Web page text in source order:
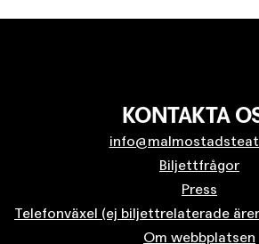
KONTAKTA
Biljettfrågor
Press
Telefonväxel (ej biljettrelaterade
Om webbplatsen